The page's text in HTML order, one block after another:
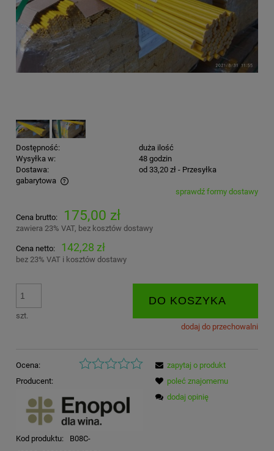
Dostępność:
duża ilość
Wysyłka w:
48 godzin
Dostawa:
od 33,20 zł - Przesyłka
gabarytowa
Cena nie zawiera ewentualnych kosztów płatnościsprawdź formy dostawy
Cena brutto: 175,00 zł
zawiera 23% VAT, bez kosztów dostawy
Cena netto: 142,28 zł
bez 23% VAT i kosztów dostawy
szt.
DO KOSZYKA
dodaj do przechowalni
Ocena:
Producent:
Kod produktu:
B08C-
zapytaj o produkt
poleć znajomemu
dodaj opinię